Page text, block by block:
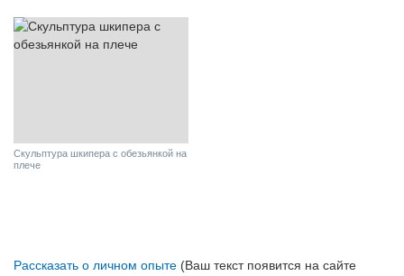
Скульптура шкипера с обезьянкой на
плече
Рассказать о личном опыте (Ваш текст появится на сайте